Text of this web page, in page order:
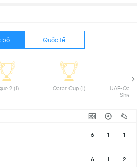
bộ Quốc tế
Ligue 2 (1) Qatar Cup (1) UAE-
6 1 1
6 1 2